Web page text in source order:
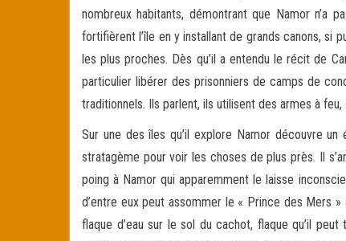
nombreux habitants, démontrant que Namor n’a
fortifièrent l’île en y installant de grands canons, si
les plus proches. Dès qu’il a entendu le récit de
particulier libérer des prisonniers de camps de
traditionnels. Ils parlent, ils utilisent des armes à
Sur une des îles qu’il explore Namor découvre
stratagème pour voir les choses de plus près. Il
poing à Namor qui apparemment le laisse
d’entre eux peut assommer le « Prince des Mers
flaque d’eau sur le sol du cachot, flaque qu’il